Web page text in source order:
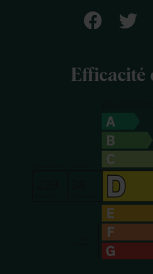
Efficacité